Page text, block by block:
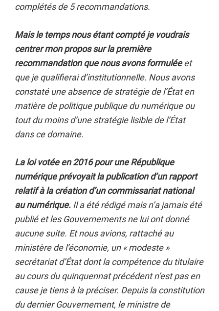
complétés de 5 recommandations.
Mais le temps nous étant compté je voudrais
centrer mon propos sur la première
recommandation que nous avons formuléeet
que je qualifierai d’institutionnelle. Nous avons
constaté une absence de stratégie de l’État en
matière de politique publique du numérique ou
tout du moins d’une stratégie lisible de l’État
dans ce domaine.
La loi votée en 2016 pour une République
numérique prévoyait la publication d’un rapport
relatif à la création d’un commissariat national
au numérique. Il a été rédigé mais n’a jamais été
publié et les Gouvernements ne lui ont donné
aucune suite. Et nous avions, rattaché au
ministère de l’économie, un « modeste »
secrétariat d’État dont la compétence du titulaire
au cours du quinquennat précédent n’est pas en
cause je tiens à la préciser. Depuis la constitution
du dernier Gouvernement, le ministre de